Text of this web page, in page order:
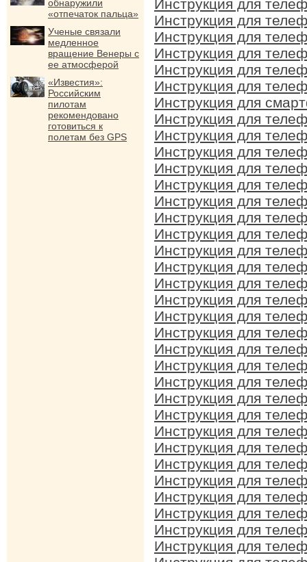
обнаружили
«отпечаток пальца»
Ученые связали
медленное
вращение Венеры с
ее атмосферой
«Известия»:
Российским
пилотам
рекомендовано
готовиться к
полетам без GPS
Инструкция для
Инструкция для
Инструкция для
Инструкция для
Инструкция для
Инструкция для
Инструкция для
Инструкция для
Инструкция для
Инструкция для
Инструкция для
Инструкция для
Инструкция для
Инструкция для
Инструкция для
Инструкция для
Инструкция для
Инструкция для
Инструкция для
Инструкция для
Инструкция для
Инструкция для
Инструкция для
Инструкция для
Инструкция для
Инструкция для
Инструкция для
Инструкция для
Инструкция для
Инструкция для
Инструкция для
Инструкция для
Инструкция для
Инструкция для